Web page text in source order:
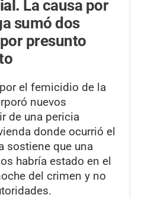
La causa por
sumó dos
presunto
el femicidio de la
nuevos
de una pericia
donde ocurrió el
sostiene que una
habría estado en el
del crimen y no